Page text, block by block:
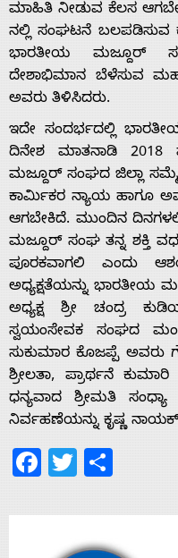
Contact
Us
ಮಾಹಿತಿ ನೀಡುವ ಕೆಲಸ
ನಲ್ಲಿ ಸಂಘಟನೆ ಬಲಪಡಿಸುವ
ಭಾರತೀಯ ಮಜ್ದೂರ್
ದೇಶಾಭಿಮಾನ ಬೆಳೆಸುವ
ಅವರು ತಿಳಿಸಿದರು.
ಇದೇ ಸಂದರ್ಭದಲ್ಲಿ
ದಿನೇಶ ಮಾತನಾಡಿ 2018
ಮಜ್ದೂರ್ ಸಂಘದ ಜಿಲ್ಲಾ
ಕಾರ್ಮಿಕರ ನ್ಯಾಯ ಹಾಗೂ
ಆಗಬೇಕಿದೆ. ಮುಂದಿನ
ಮಜ್ದೂರ್ ಸಂಘ ತನ್ನ ಶಕ್ತಿ
ಪೂರಕವಾಗಲಿ ಎಂದು
ಅಧ್ಯಕ್ಷತೆಯನ್ನು
ಅಧ್ಯಕ್ಷ ಶ್ರೀ ಚಂದ್ರ
ಸ್ವಯಂಸೇವಕ ಸಂಘದ
ಸುಕುಮಾರ ಕೊಜಪ್ಪೆ ಅವರು
ಶ್ರೀಲತಾ, ಪ್ರಾರ್ಥನೆ
ಧನ್ಯವಾದ ಶ್ರೀಮತಿ
ನಿರ್ವಹಣೆಯನ್ನು ಕೃಷ್ಣ
Facebook
Twitter